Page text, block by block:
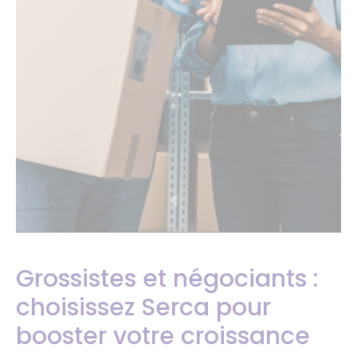
Grossistes et négociants :
choisissez Serca pour
booster votre croissance